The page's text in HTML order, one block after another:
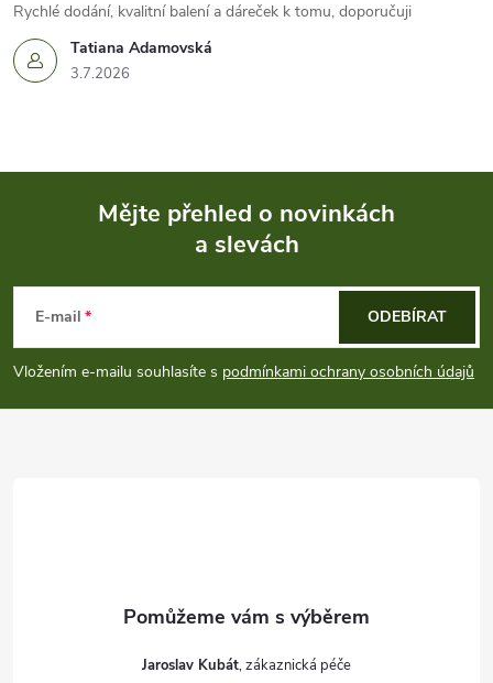
Tatiana Adamovská
3.7.2026
Rychlé dodání, kvalitní balení a dáreček k tomu, doporučuji
p
a
Mějte přehled o novinkách
a slevách
E-mail
Vložením e-mailu souhlasíte s podmínkami ochrany osobních údajů
ODEBÍRAT
Jaroslav Kubát